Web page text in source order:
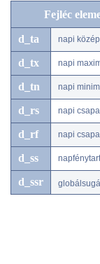
Fejléc
d_ta napi
d_tx napi
d_tn napi
d_rs napi
d_rf napi
d_ss
d_ssr